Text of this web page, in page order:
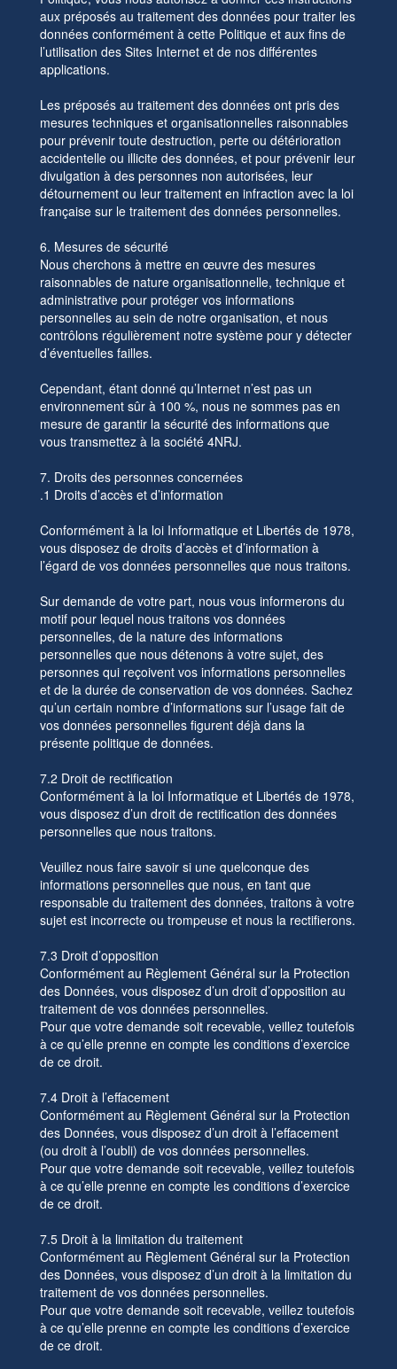
aux préposés au traitement des données pour traiter les
données conformément à cette Politique et aux fins de
l’utilisation des Sites Internet et de nos différentes
applications.
Les préposés au traitement des données ont pris des
mesures techniques et organisationnelles raisonnables
pour prévenir toute destruction, perte ou détérioration
accidentelle ou illicite des données, et pour prévenir leur
divulgation à des personnes non autorisées, leur
détournement ou leur traitement en infraction avec la loi
française sur le traitement des données personnelles.
6. Mesures de sécurité
Nous cherchons à mettre en œuvre des mesures
raisonnables de nature organisationnelle, technique et
administrative pour protéger vos informations
personnelles au sein de notre organisation, et nous
contrôlons régulièrement notre système pour y détecter
d’éventuelles failles.
Cependant, étant donné qu’Internet n’est pas un
environnement sûr à 100 %, nous ne sommes pas en
mesure de garantir la sécurité des informations que
vous transmettez à la société 4NRJ.
7. Droits des personnes concernées
.1 Droits d’accès et d’information
Conformément à la loi Informatique et Libertés de 1978,
vous disposez de droits d’accès et d’information à
l’égard de vos données personnelles que nous traitons.
Sur demande de votre part, nous vous informerons du
motif pour lequel nous traitons vos données
personnelles, de la nature des informations
personnelles que nous détenons à votre sujet, des
personnes qui reçoivent vos informations personnelles
et de la durée de conservation de vos données. Sachez
qu’un certain nombre d’informations sur l’usage fait de
vos données personnelles figurent déjà dans la
présente politique de données.
7.2 Droit de rectification
Conformément à la loi Informatique et Libertés de 1978,
vous disposez d’un droit de rectification des données
personnelles que nous traitons.
Veuillez nous faire savoir si une quelconque des
informations personnelles que nous, en tant que
responsable du traitement des données, traitons à votre
sujet est incorrecte ou trompeuse et nous la rectifierons.
7.3 Droit d’opposition
Conformément au Règlement Général sur la Protection
des Données, vous disposez d’un droit d’opposition au
traitement de vos données personnelles.
Pour que votre demande soit recevable, veillez toutefois
à ce qu’elle prenne en compte les conditions d’exercice
de ce droit.
7.4 Droit à l’effacement
Conformément au Règlement Général sur la Protection
des Données, vous disposez d’un droit à l’effacement
(ou droit à l’oubli) de vos données personnelles.
Pour que votre demande soit recevable, veillez toutefois
à ce qu’elle prenne en compte les conditions d’exercice
de ce droit.
7.5 Droit à la limitation du traitement
Conformément au Règlement Général sur la Protection
des Données, vous disposez d’un droit à la limitation du
traitement de vos données personnelles.
Pour que votre demande soit recevable, veillez toutefois
à ce qu’elle prenne en compte les conditions d’exercice
de ce droit.